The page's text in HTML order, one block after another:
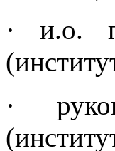
· и.о.
·